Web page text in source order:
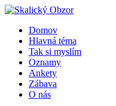
Domov
Hlavná téma
Tak si myslím
Oznamy
Ankety
Zábava
O nás